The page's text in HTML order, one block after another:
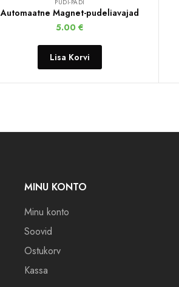
PUDI-PADI
Automaatne Magnet-pudeliavajad
5.00 €
Lisa Korvi
MINU KONTO
Minu konto
Soovid
Ostukorv
Kassa